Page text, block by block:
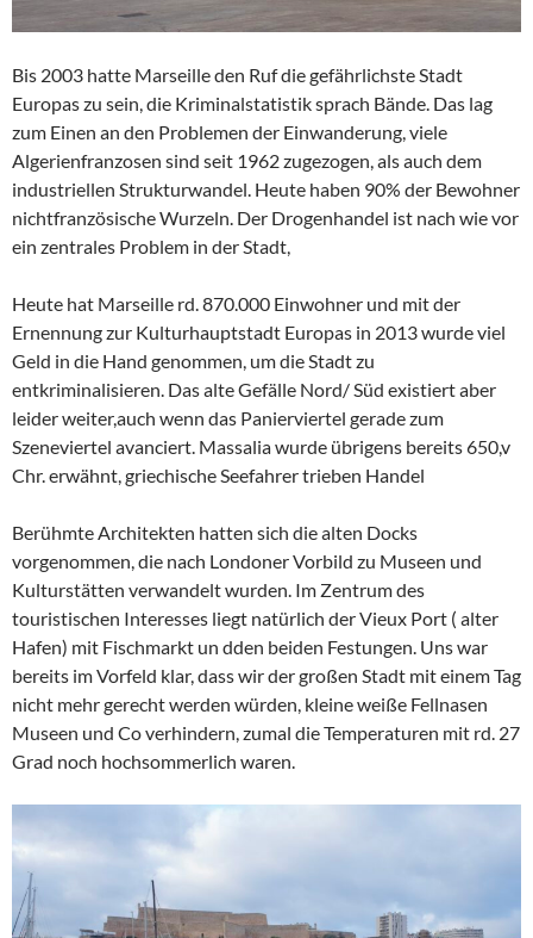
Bis 2003 hatte Marseille den Ruf die gefährlichste Stadt
Europas zu sein, die Kriminalstatistik sprach Bände. Das lag
zum Einen an den Problemen der Einwanderung, viele
Algerienfranzosen sind seit 1962 zugezogen, als auch dem
industriellen Strukturwandel. Heute haben 90% der Bewohner
nichtfranzösische Wurzeln. Der Drogenhandel ist nach wie vor
ein zentrales Problem in der Stadt,
Heute hat Marseille rd. 870.000 Einwohner und mit der
Ernennung zur Kulturhauptstadt Europas in 2013 wurde viel
Geld in die Hand genommen, um die Stadt zu
entkriminalisieren. Das alte Gefälle Nord/ Süd existiert aber
leider weiter,auch wenn das Panierviertel gerade zum
Szeneviertel avanciert. Massalia wurde übrigens bereits 650,v
Chr. erwähnt, griechische Seefahrer trieben Handel
Berühmte Architekten hatten sich die alten Docks
vorgenommen, die nach Londoner Vorbild zu Museen und
Kulturstätten verwandelt wurden. Im Zentrum des
touristischen Interesses liegt natürlich der Vieux Port ( alter
Hafen) mit Fischmarkt un dden beiden Festungen. Uns war
bereits im Vorfeld klar, dass wir der großen Stadt mit einem Tag
nicht mehr gerecht werden würden, kleine weiße Fellnasen
Museen und Co verhindern, zumal die Temperaturen mit rd. 27
Grad noch hochsommerlich waren.